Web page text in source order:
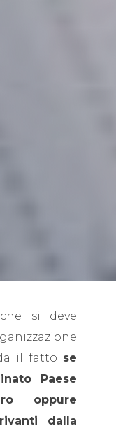
si deve
il fatto se
Paese
oppure
dalla